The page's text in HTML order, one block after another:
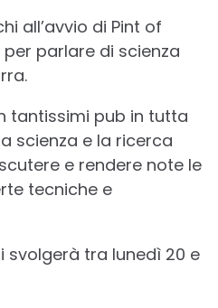
all’avvio di Pint of
per parlare di scienza
tantissimi pub in tutta
scienza e la ricerca
e rendere note le
tecniche e
svolgerà tra lunedì 20 e